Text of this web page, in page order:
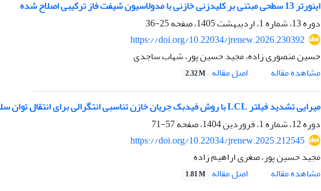
اینورتر 13 سطحی مبتنی بر کلیدزنی خازنی با مدولاسیون شیفت فاز ترکیبی اصلاح شده
دوره 13، شماره 1، اردیبهشت 1405، صفحه
25-36
https://doi.org/10.22034/jrenew.2026.230392
حسین منصوری زاده، مجید حسین پور، شهاب ساجدی
مشاهده مقاله
اصل مقاله 2.32 M
میرایی تشدید فیلتر LCL با روش فیدبک جریان خازن تناسبی انتگرالی برای انتقال توان سلول سوختی به شبکه فشار ضعیف
دوره 12، شماره 1، فروردین 1404، صفحه
57-71
https://doi.org/10.22034/jrenew.2025.212545
مجید حسین پور، صغری اراهیم زاده
مشاهده مقاله
اصل مقاله 1.81 M